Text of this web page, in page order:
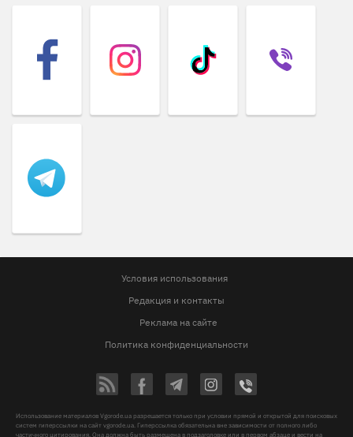
Условия использования
Редакция и контакты
Реклама на сайте
Политика конфиденциальности
Использование материалов Vgorode.ua разрешается только при условии прямой и открытой для поисковых
систем гиперссылки на сайт vgorode.ua. Гиперссылка обязательна вне зависимости от полного либо
частичного цитирования. Она должна быть размещена в подзаголовке или в первом абзаце и вести на